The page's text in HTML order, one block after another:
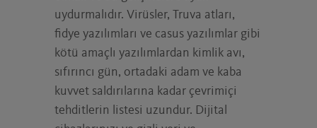
uydurmalıdır. Virüsler, Truva atları,
fidye yazılımları ve casus yazılımlar gibi
kötü amaçlı yazılımlardan kimlik avı,
sıfırıncı gün, ortadaki adam ve kaba
kuvvet saldırılarına kadar çevrimiçi
tehditlerin listesi uzundur. Dijital